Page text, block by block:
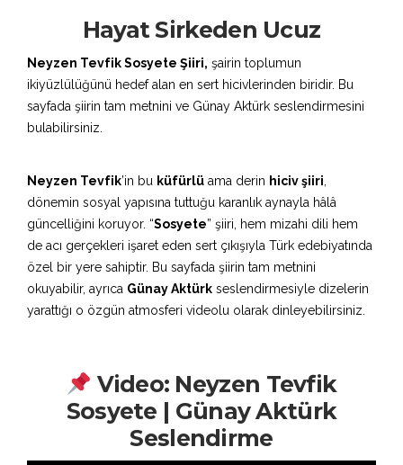
Hayat Sirkeden Ucuz
Neyzen Tevfik Sosyete Şiiri, şairin toplumun
ikiyüzlülüğünü hedef alan en sert hicivlerinden biridir. Bu
sayfada şiirin tam metnini ve Günay Aktürk seslendirmesini
bulabilirsiniz.
Neyzen Tevfik’in bu küfürlü ama derin hiciv şiiri
dönemin sosyal yapısına tuttuğu karanlık aynayla hâlâ
güncelliğini koruyor. “Sosyete” şiiri, hem mizahi dili hem
de acı gerçekleri işaret eden sert çıkışıyla Türk edebiyatında
özel bir yere sahiptir. Bu sayfada şiirin tam metnini
okuyabilir, ayrıca Günay Aktürk seslendirmesiyle dizelerin
yarattığı o özgün atmosferi videolu olarak dinleyebilirsiniz.
Video: Neyzen Tevfik
Sosyete | Günay Aktürk
Seslendirme